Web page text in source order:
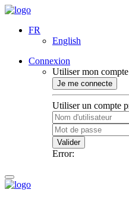
FR
English
Connexion
Utiliser mon
Je me connecte
Utiliser un compte
Valider
Error: